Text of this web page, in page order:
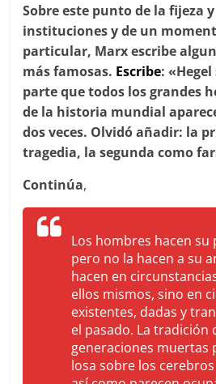
Sobre este punto de la fijeza
instituciones y de un
particular, Marx escribe
más famosas. Escribe:
parte que todos los grandes
de la historia mundial
dos veces. Olvidó añadir: la
tragedia, la segunda como
Continúa,
Los hombres hacen
pero no la hacen a su
hacen en
ellos mismos, sino en
existentes, dadas y
el pasado. La tradición
generaciones muertas
losa sobre los